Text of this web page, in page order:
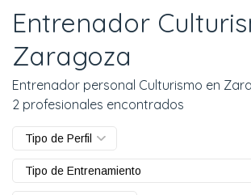
Entrenador
Zaragoza
Entrenador personal Culturismo en
2 profesionales encontrados
Tipo de Perfil
Tipo de Entrenamiento